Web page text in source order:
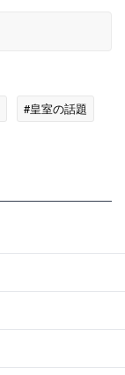
#皇室の話題